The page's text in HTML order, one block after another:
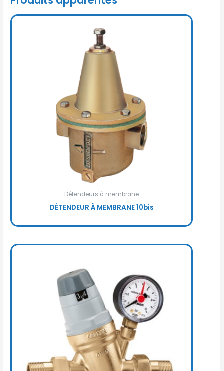
Détendeurs à membrane
DÉTENDEUR À MEMBRANE 10bis